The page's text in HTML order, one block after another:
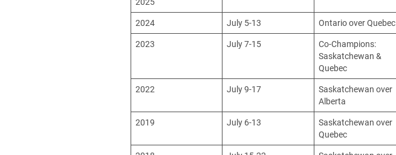
2024 July 5-13 Ontario over Quebec
2023 July 7-15
Co-Champions:
Saskatchewan &
Quebec
2022 July 9-17
Saskatchewan over
Alberta
2019 July 6-13
Saskatchewan over
Quebec